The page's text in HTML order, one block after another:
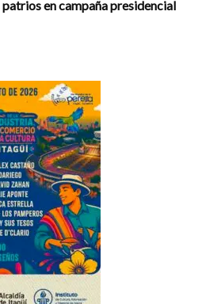
en campaña presidencial